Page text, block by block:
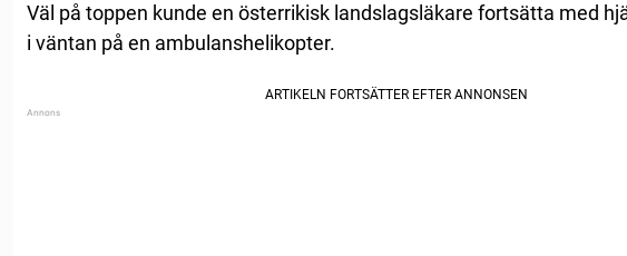
Väl på toppen kunde en österrikisk landslagsläkare fortsätta med
i väntan på en ambulanshelikopter.